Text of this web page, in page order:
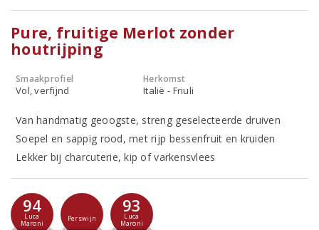
Pure, fruitige Merlot zonder
houtrijping
Smaakprofiel
Vol, verfijnd
Herkomst
Italië - Friuli
Van handmatig geoogste, streng geselecteerde druiven
Soepel en sappig rood, met rijp bessenfruit en kruiden
Lekker bij charcuterie, kip of varkensvlees
94
Luca
Maroni
Perswijn
93
Luca
Maroni